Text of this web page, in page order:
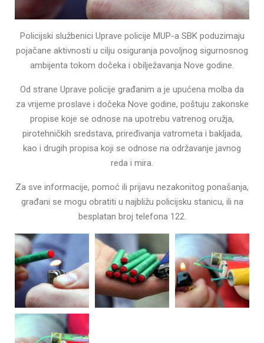
Policijski službenici Uprave policije MUP-a SBK poduzimaju
pojačane aktivnosti u cilju osiguranja povoljnog sigurnosnog
ambijenta tokom dočeka i obilježavanja Nove godine.
Od strane Uprave policije građanim a je upućena molba da
za vrijeme proslave i dočeka Nove godine, poštuju zakonske
propise koje se odnose na upotrebu vatrenog oružja,
pirotehničkih sredstava, priređivanja vatrometa i bakljada,
kao i drugih propisa koji se odnose na održavanje javnog
reda i mira.
Za sve informacije, pomoć ili prijavu nezakonitog ponašanja,
građani se mogu obratiti u najbližu policijsku stanicu, ili na
besplatan broj telefona 122.